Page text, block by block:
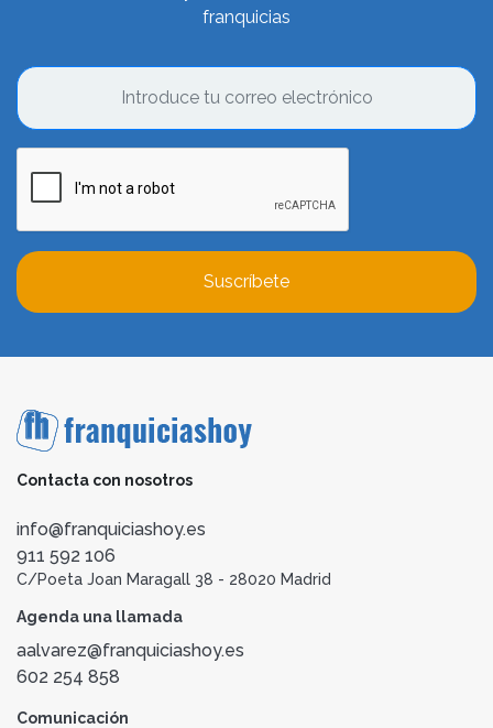
franquicias
Suscríbete
Contacta con nosotros
info@franquiciashoy.es
911 592 106
C/Poeta Joan Maragall 38 - 28020 Madrid
Agenda una llamada
aalvarez@franquiciashoy.es
602 254 858
Comunicación